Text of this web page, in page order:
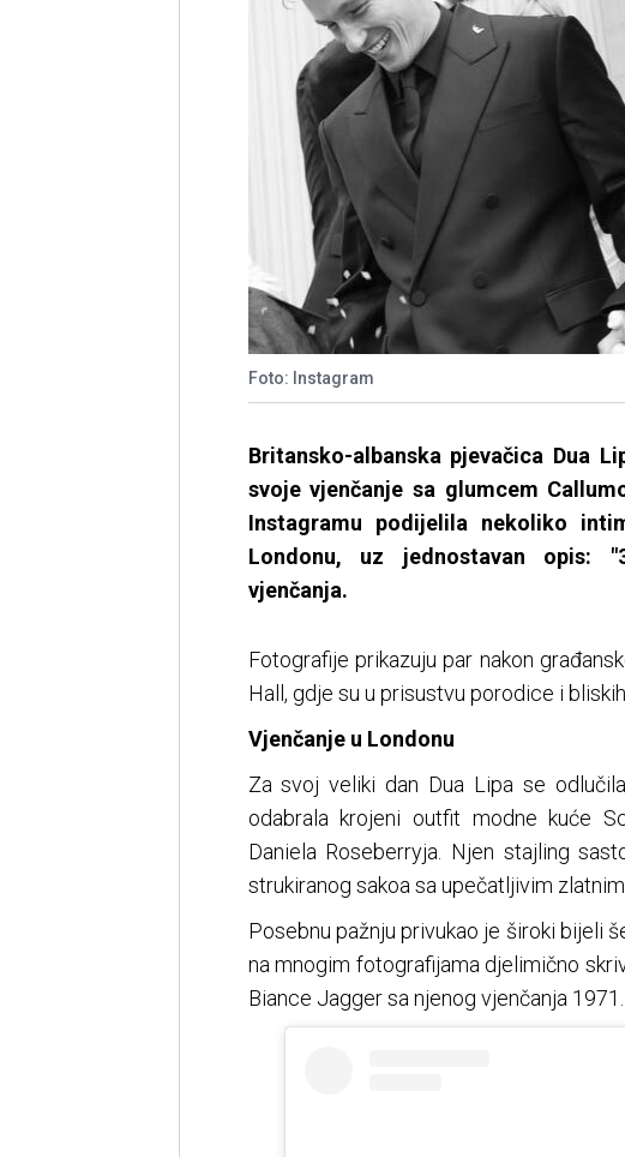
Foto: Instagram
Britansko-albanska pjevačica Dua
svoje vjenčanje sa glumcem
Instagramu podijelila nekoliko
Londonu, uz jednostavan opis:
vjenčanja.
Fotografije prikazuju par nakon
Hall, gdje su u prisustvu porodice i
Vjenčanje u Londonu
Za svoj veliki dan Dua Lipa se
odabrala krojeni outfit modne kuće
Daniela Roseberryja. Njen stajling
strukiranog sakoa sa upečatljivim
Posebnu pažnju privukao je široki bijeli
na mnogim fotografijama djelimično
Biance Jagger sa njenog vjenčanja